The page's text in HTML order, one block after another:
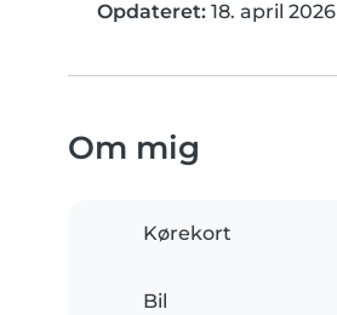
Opdateret: 18. april 2026
Om mig
Kørekort
Bil